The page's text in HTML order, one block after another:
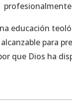
educación
para
que Dios ha